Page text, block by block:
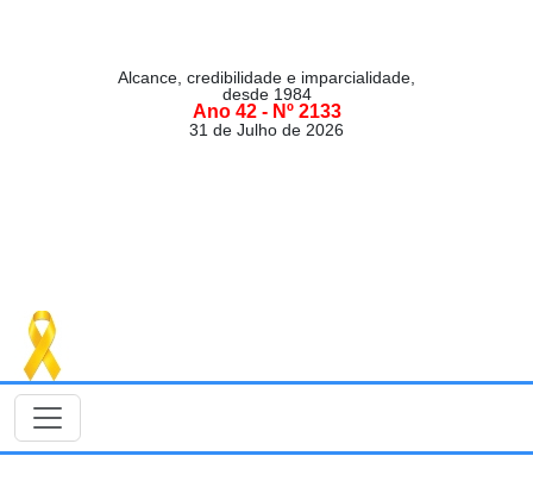
Alcance, credibilidade e imparcialidade,
desde 1984
Ano 42 - Nº 2133
31 de Julho de 2026